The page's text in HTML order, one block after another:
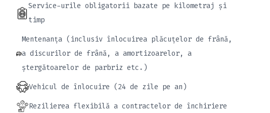
Service-urile obligatorii bazate pe kilometraj și
timp
Mentenanța (inclusiv înlocuirea plăcuțelor de frână,
a discurilor de frână, a amortizoarelor, a
ștergătoarelor de parbriz etc.)
Vehicul de înlocuire (24 de zile pe an)
Rezilierea flexibilă a contractelor de închiriere